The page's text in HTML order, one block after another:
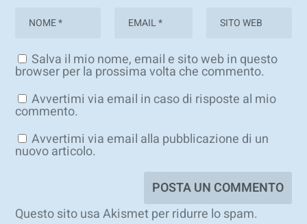
Salva il mio nome, email e sito web in questo
browser per la prossima volta che commento.
Avvertimi via email in caso di risposte al mio
commento.
Avvertimi via email alla pubblicazione di un
nuovo articolo.
Questo sito usa Akismet per ridurre lo spam.